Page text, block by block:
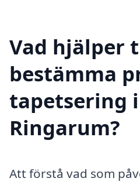
Vad hjälper
bestämma
tapetsering i
Ringarum?
Att förstå vad som